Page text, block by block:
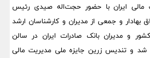
مالی ایران با حضور حجت‌اله صیدی رئیس
بهادار و جمعی از مدیران و کارشناسان ارشد
و مدیران بانک صادرات ایران در سالن
شد و تندیس زرین جایزه ملی مدیریت مالی